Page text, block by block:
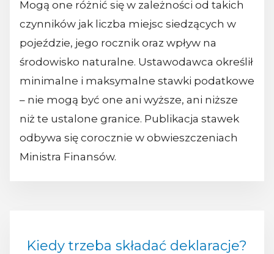
Mogą one różnić się w zależności od takich
czynników jak liczba miejsc siedzących w
pojeździe, jego rocznik oraz wpływ na
środowisko naturalne. Ustawodawca określił
minimalne i maksymalne stawki podatkowe
– nie mogą być one ani wyższe, ani niższe
niż te ustalone granice. Publikacja stawek
odbywa się corocznie w obwieszczeniach
Ministra Finansów.
Kiedy trzeba składać deklaracje?